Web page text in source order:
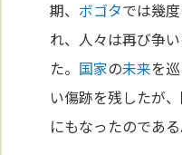
期、 ボゴタでは幾
れ、人々は再び争
た。 国家の未来を
い傷跡を残したが
にもなったのである